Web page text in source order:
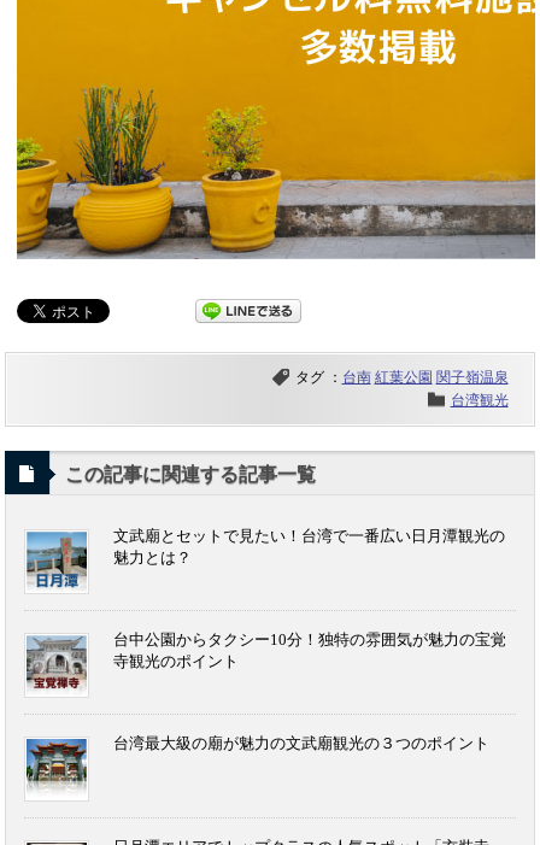
タグ ： 台南 紅葉公園 関子嶺温泉
台湾観光
この記事に関連する記事一覧
文武廟とセットで見たい！台湾で一番広い日月潭観光の
魅力とは？
台中公園からタクシー10分！独特の雰囲気が魅力の宝覚
寺観光のポイント
台湾最大級の廟が魅力の文武廟観光の３つのポイント